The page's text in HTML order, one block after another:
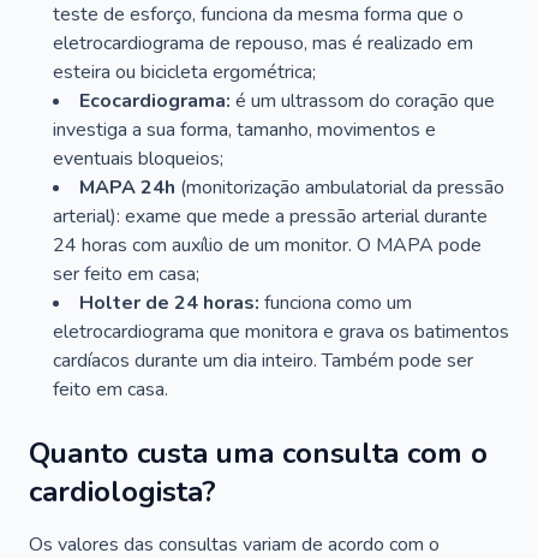
teste de esforço, funciona da mesma forma que o
eletrocardiograma de repouso, mas é realizado em
esteira ou bicicleta ergométrica;
Ecocardiograma: é um ultrassom do coração que
investiga a sua forma, tamanho, movimentos e
eventuais bloqueios;
MAPA 24h (monitorização ambulatorial da pressão
arterial): exame que mede a pressão arterial durante
24 horas com auxílio de um monitor. O MAPA pode
ser feito em casa;
Holter de 24 horas: funciona como um
eletrocardiograma que monitora e grava os batimentos
cardíacos durante um dia inteiro. Também pode ser
feito em casa.
Quanto custa uma consulta com o
cardiologista?
Os valores das consultas variam de acordo com o